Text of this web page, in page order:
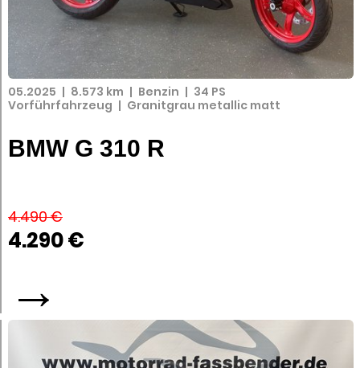
05.2025 | 8.573 km | Benzin | 34 PS
Vorführfahrzeug | Granitgrau metallic matt
BMW G 310 R
4.490 €
4.290 €
→